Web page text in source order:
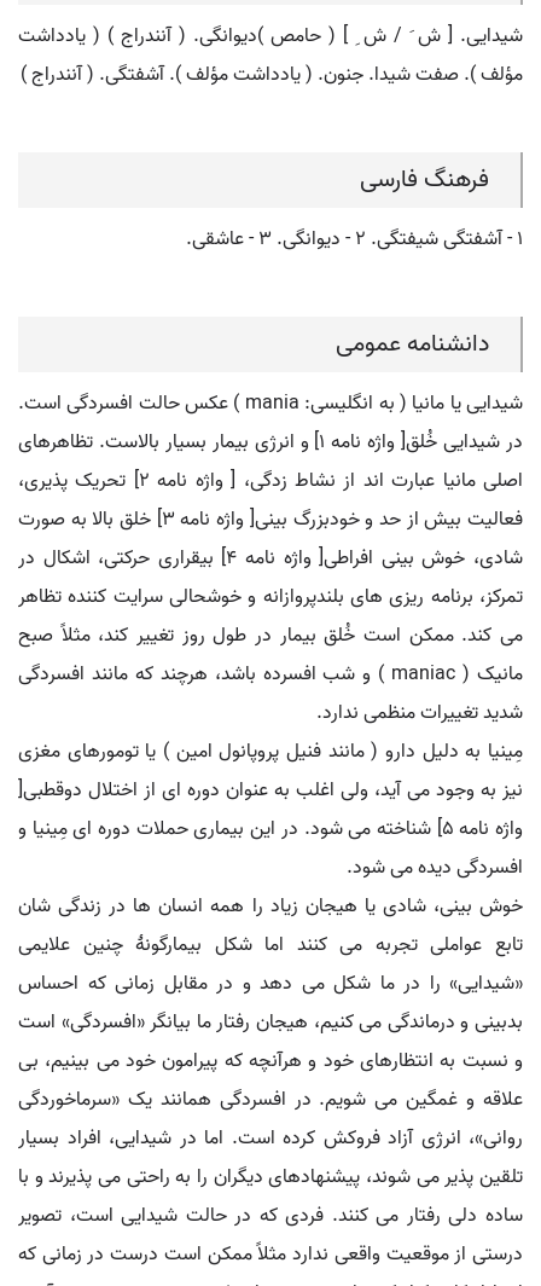
شیدایی. [ ش َ / ش ِ ] ( حامص )دیوانگی. ( آنندراج ) ( یادداشت
مؤلف ). صفت شیدا. جنون. ( یادداشت مؤلف ). آشفتگی. ( آنندراج )
فرهنگ فارسی
۱ - آشفتگی شیفتگی. ۲ - دیوانگی. ۳ - عاشقی.
دانشنامه عمومی
شیدایی یا مانیا ( به انگلیسی: mania ) عکس حالت افسردگی است.
در شیدایی خُلق[ واژه نامه ۱] و انرژی بیمار بسیار بالاست. تظاهرهای
اصلی مانیا عبارت اند از نشاط زدگی، [ واژه نامه ۲] تحریک پذیری،
فعالیت بیش از حد و خودبزرگ بینی[ واژه نامه ۳] خلق بالا به صورت
شادی، خوش بینی افراطی[ واژه نامه ۴] بیقراری حرکتی، اشکال در
تمرکز، برنامه ریزی های بلندپروازانه و خوشحالی سرایت کننده تظاهر
می کند. ممکن است خُلق بیمار در طول روز تغییر کند، مثلاً صبح
مانیک ( maniac ) و شب افسرده باشد، هرچند که مانند افسردگی
شدید تغییرات منظمی ندارد.
مِینیا به دلیل دارو ( مانند فنیل پروپانول امین ) یا تومورهای مغزی
نیز به وجود می آید، ولی اغلب به عنوان دوره ای از اختلال دوقطبی[
واژه نامه ۵] شناخته می شود. در این بیماری حملات دوره ای مِینیا و
افسردگی دیده می شود.
خوش بینی، شادی یا هیجان زیاد را همه انسان ها در زندگی شان
تابع عواملی تجربه می کنند اما شکل بیمارگونهٔ چنین علایمی
«شیدایی» را در ما شکل می دهد و در مقابل زمانی که احساس
بدبینی و درماندگی می کنیم، هیجان رفتار ما بیانگر «افسردگی» است
و نسبت به انتظارهای خود و هرآنچه که پیرامون خود می بینیم، بی
علاقه و غمگین می شویم. در افسردگی همانند یک «سرماخوردگی
روانی»، انرژی آزاد فروکش کرده است. اما در شیدایی، افراد بسیار
تلقین پذیر می شوند، پیشنهادهای دیگران را به راحتی می پذیرند و با
ساده دلی رفتار می کنند. فردی که در حالت شیدایی است، تصویر
درستی از موقعیت واقعی ندارد مثلاً ممکن است درست در زمانی که